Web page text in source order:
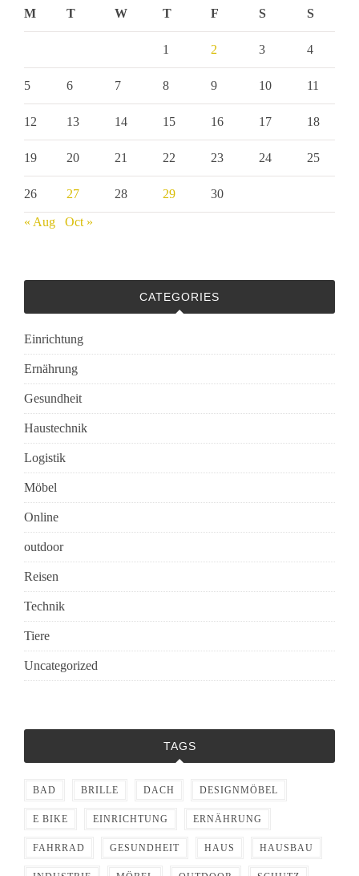
M
T W T F S S
1 2 3 4
5 6 7 8 9 10 11
12 13 14 15 16 17 18
19 20 21 22 23 24 25
26 27 28 29 30
« Aug Oct »
CATEGORIES
Einrichtung
Ernährung
Gesundheit
Haustechnik
Logistik
Möbel
Online
outdoor
Reisen
Technik
Tiere
Uncategorized
TAGS
BAD BRILLE DACH DESIGNMÖBEL
E BIKE EINRICHTUNG ERNÄHRUNG
FAHRRAD GESUNDHEIT HAUS HAUSBAU